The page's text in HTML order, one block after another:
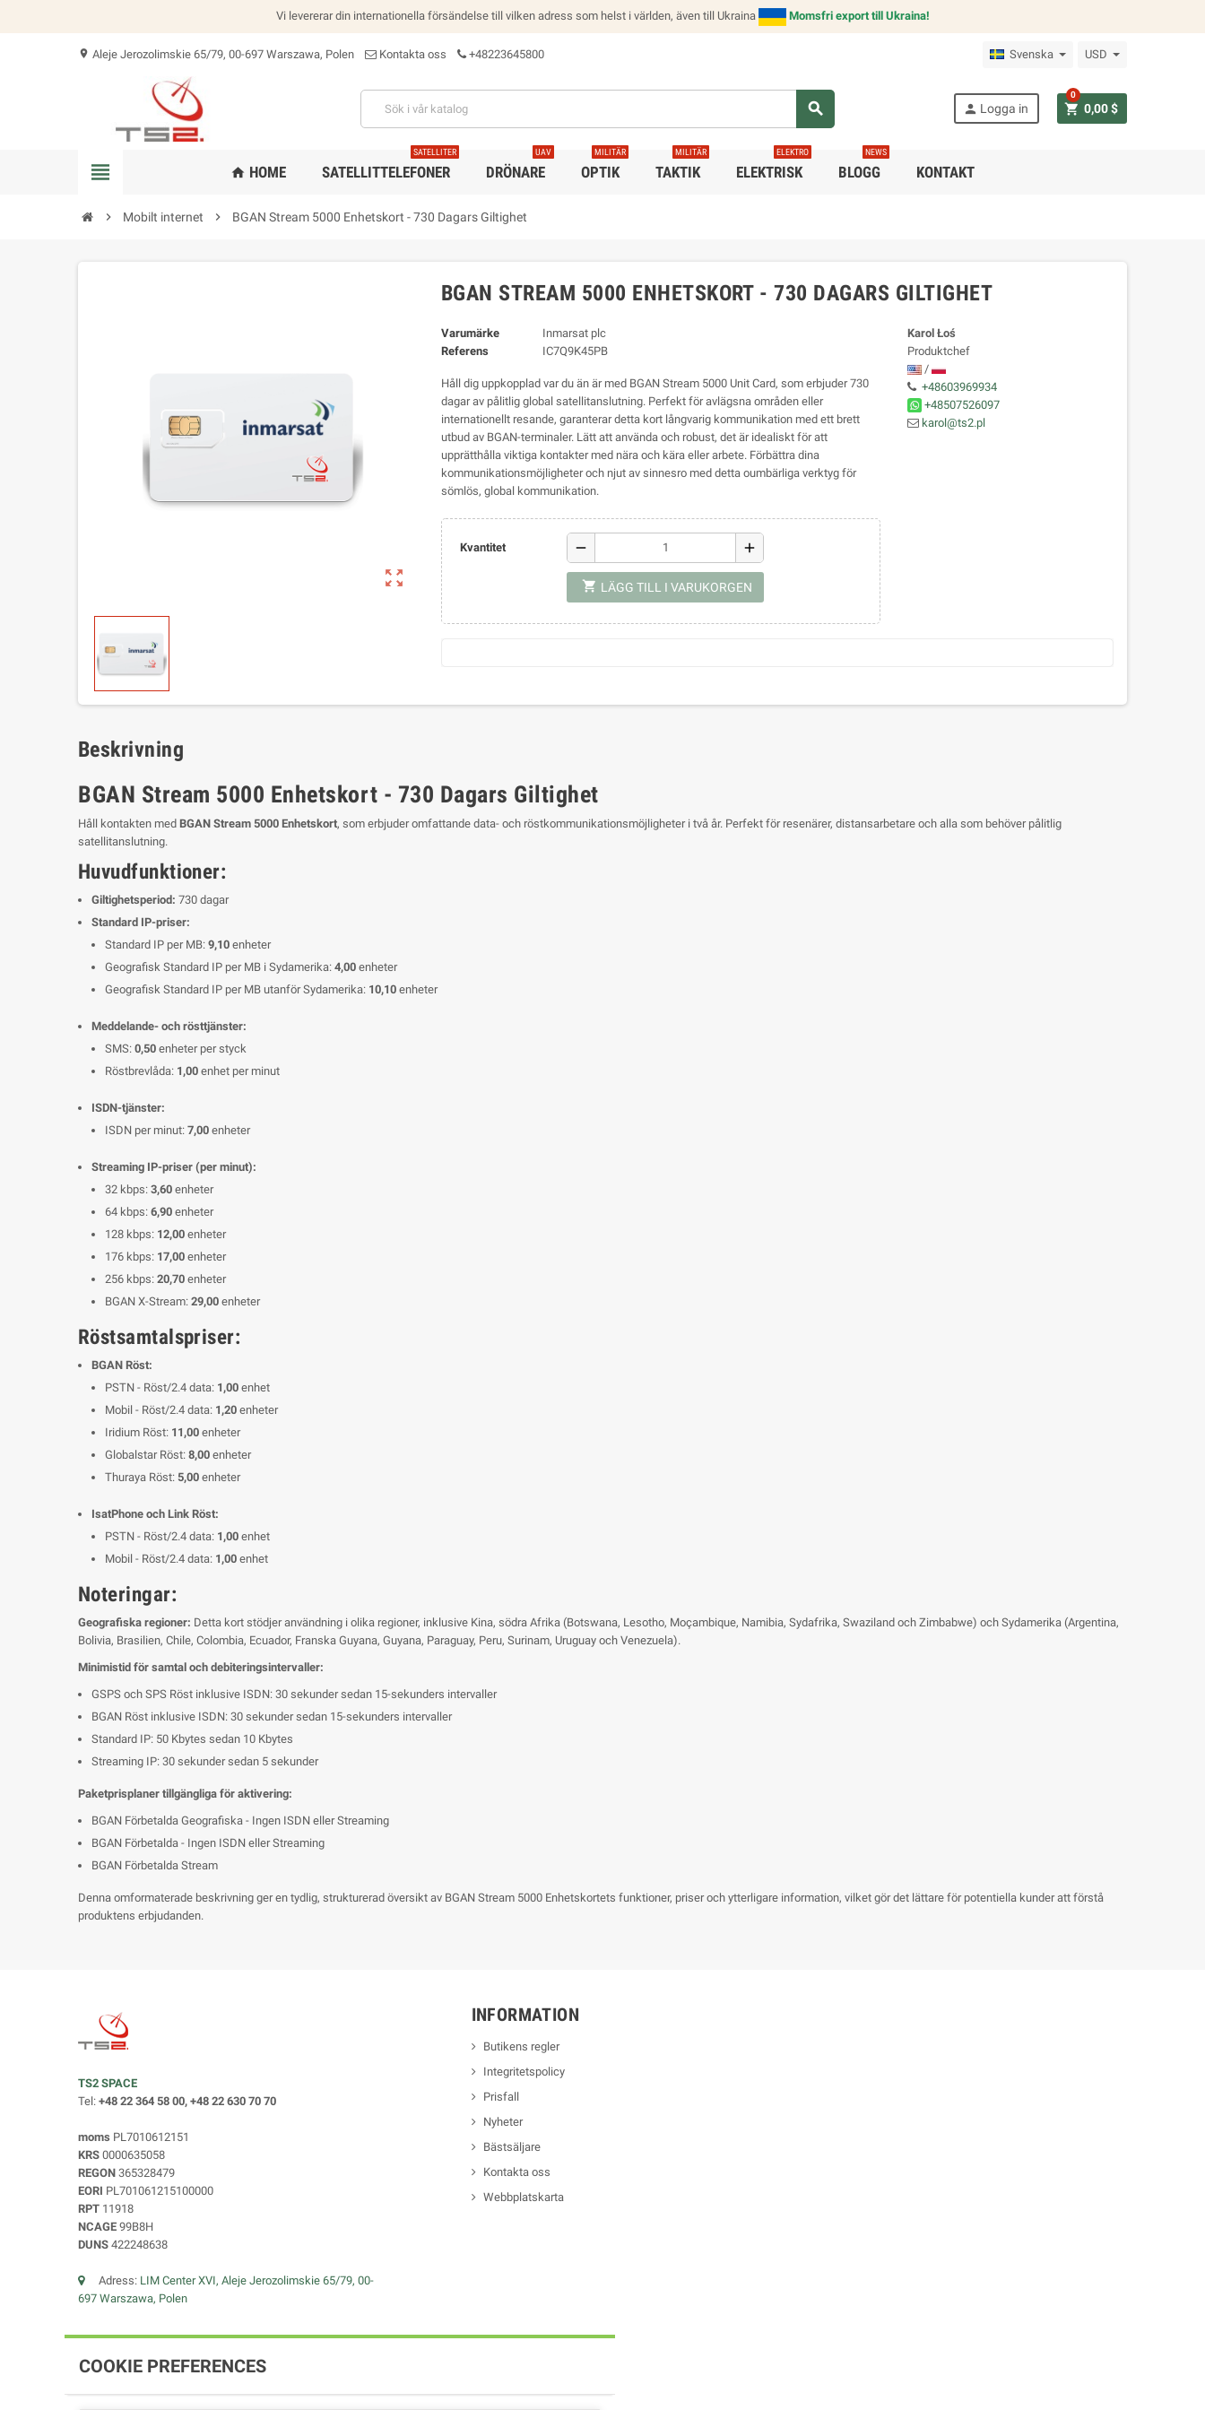
Vi levererar din internationella försändelse till vilken adress som helst i världen, även till Ukraina Momsfri export till Ukraina!
location_on Aleje Jerozolimskie 65/79, 00-697 Warszawa, Polen Kontakta oss +48223645800 Svenska USD
search person Logga in shopping_cart 0,00 $
0
view_headline home HOME SATELLITTELEFONER
SATELLITER
DRÖNARE
UAV
OPTIK
MILITÄR
TAKTIK
MILITÄR
ELEKTRISK
ELEKTRO
BLOGG
NEWS
KONTAKT
chevron_right Mobilt internet chevron_right BGAN Stream 5000 Enhetskort - 730 Dagars Giltighet
zoom_out_map
BGAN STREAM 5000 ENHETSKORT - 730 DAGARS GILTIGHET
Varumärke
Inmarsat plc
Referens
IC7Q9K45PB
Håll dig uppkopplad var du än är med BGAN Stream 5000 Unit Card, som erbjuder 730
dagar av pålitlig global satellitanslutning. Perfekt för avlägsna områden eller
internationellt resande, garanterar detta kort långvarig kommunikation med ett brett
utbud av BGAN-terminaler. Lätt att använda och robust, det är idealiskt för att
upprätthålla viktiga kontakter med nära och kära eller arbete. Förbättra dina
kommunikationsmöjligheter och njut av sinnesro med detta oumbärliga verktyg för
sömlös, global kommunikation.
Kvantitet remove add
shopping_cart LÄGG TILL I VARUKORGEN
Karol Łoś
Produktchef
/
+48603969934
+48507526097
karol@ts2.pl
Beskrivning
BGAN Stream 5000 Enhetskort - 730 Dagars Giltighet
Håll kontakten med BGAN Stream 5000 Enhetskort, som erbjuder omfattande data- och röstkommunikationsmöjligheter i två år. Perfekt för resenärer, distansarbetare och alla som behöver pålitlig
satellitanslutning.
Huvudfunktioner:
Giltighetsperiod: 730 dagar
Standard IP-priser:
Standard IP per MB: 9,10 enheter
Geografisk Standard IP per MB i Sydamerika: 4,00 enheter
Geografisk Standard IP per MB utanför Sydamerika: 10,10 enheter
Meddelande- och rösttjänster:
SMS: 0,50 enheter per styck
Röstbrevlåda: 1,00 enhet per minut
ISDN-tjänster:
ISDN per minut: 7,00 enheter
Streaming IP-priser (per minut):
32 kbps: 3,60 enheter
64 kbps: 6,90 enheter
128 kbps: 12,00 enheter
176 kbps: 17,00 enheter
256 kbps: 20,70 enheter
BGAN X-Stream: 29,00 enheter
Röstsamtalspriser:
BGAN Röst:
PSTN - Röst/2.4 data: 1,00 enhet
Mobil - Röst/2.4 data: 1,20 enheter
Iridium Röst: 11,00 enheter
Globalstar Röst: 8,00 enheter
Thuraya Röst: 5,00 enheter
IsatPhone och Link Röst:
PSTN - Röst/2.4 data: 1,00 enhet
Mobil - Röst/2.4 data: 1,00 enhet
Noteringar:
Geografiska regioner: Detta kort stödjer användning i olika regioner, inklusive Kina, södra Afrika (Botswana, Lesotho, Moçambique, Namibia, Sydafrika, Swaziland och Zimbabwe) och Sydamerika (Argentina,
Bolivia, Brasilien, Chile, Colombia, Ecuador, Franska Guyana, Guyana, Paraguay, Peru, Surinam, Uruguay och Venezuela).
Minimistid för samtal och debiteringsintervaller:
GSPS och SPS Röst inklusive ISDN: 30 sekunder sedan 15-sekunders intervaller
BGAN Röst inklusive ISDN: 30 sekunder sedan 15-sekunders intervaller
Standard IP: 50 Kbytes sedan 10 Kbytes
Streaming IP: 30 sekunder sedan 5 sekunder
Paketprisplaner tillgängliga för aktivering:
BGAN Förbetalda Geografiska - Ingen ISDN eller Streaming
BGAN Förbetalda - Ingen ISDN eller Streaming
BGAN Förbetalda Stream
Denna omformaterade beskrivning ger en tydlig, strukturerad översikt av BGAN Stream 5000 Enhetskortets funktioner, priser och ytterligare information, vilket gör det lättare för potentiella kunder att förstå
produktens erbjudanden.
TS2 SPACE
Tel: +48 22 364 58 00, +48 22 630 70 70
moms PL7010612151
KRS 0000635058
REGON 365328479
EORI PL701061215100000
RPT 11918
NCAGE 99B8H
DUNS 422248638
Adress: LIM Center XVI, Aleje Jerozolimskie 65/79, 00-
697 Warszawa, Polen
INFORMATION
Butikens regler
Integritetspolicy
Prisfall
Nyheter
Bästsäljare
Kontakta oss
Webbplatskarta
COOKIE PREFERENCES